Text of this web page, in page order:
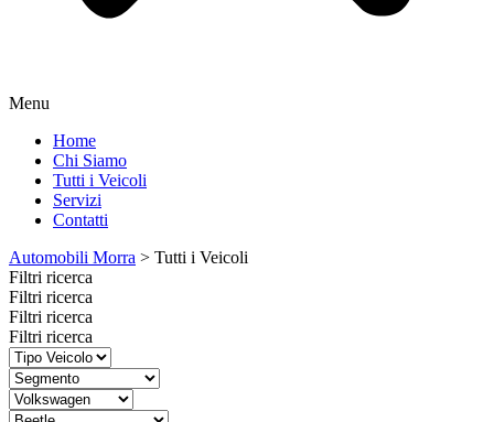
Menu
Home
Chi Siamo
Tutti i Veicoli
Servizi
Contatti
Automobili Morra > Tutti i Veicoli
Filtri ricerca
Filtri ricerca
Filtri ricerca
Filtri ricerca